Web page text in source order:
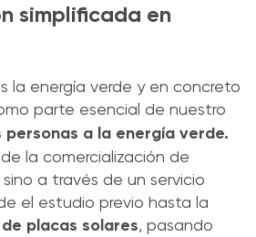
simplificada en
la energía verde y en concreto
parte esencial de nuestro
a la energía verde.
la comercialización de
a través de un servicio
el estudio previo hasta la
placas solares, pasando